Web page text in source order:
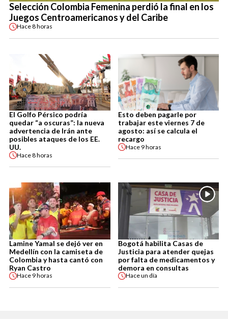
Selección Colombia Femenina perdió la final en los
Juegos Centroamericanos y del Caribe
Hace8 horas
El Golfo Pérsico podría
quedar “a oscuras”: la nueva
advertencia de Irán ante
posibles ataques de los EE.
UU.
Hace8 horas
Esto deben pagarle por
trabajar este viernes 7 de
agosto: así se calcula el
recargo
Hace 9 horas
Lamine Yamal se dejó ver en
Medellín con la camiseta de
Colombia y hasta cantó con
Ryan Castro
Hace 9 horas
Bogotá habilita Casas de
Justicia para atender quejas
por falta de medicamentos y
demora en consultas
Haceun día